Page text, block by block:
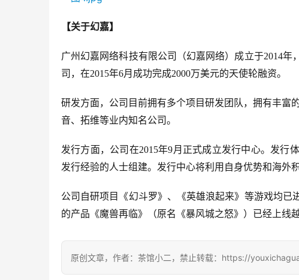
【关于幻嘉】
广州幻嘉网络科技有限公司（幻嘉网络）成立于2014
司，在2015年6月成功完成2000万美元的天使轮融资。
研发方面，公司目前拥有多个项目研发团队，拥有丰富
音、拓维等业内知名公司。
发行方面，公司在2015年9月正式成立发行中心。发行
发行经验的人士组建。发行中心将利用自身优势和海外
公司自研项目《幻斗罗》、《英雄浪起来》等游戏均已
的产品《魔兽再临》（原名《暴风城之怒》）已经上线
原创文章，作者：茶馆小二，禁止转载：https://